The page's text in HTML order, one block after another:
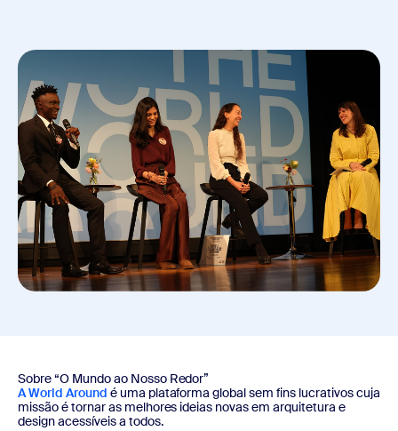
Sobre “O Mundo ao Nosso Redor”
A World Around é uma plataforma global sem fins lucrativos cuja
missão é tornar as melhores ideias novas em arquitetura e
design acessíveis a todos.